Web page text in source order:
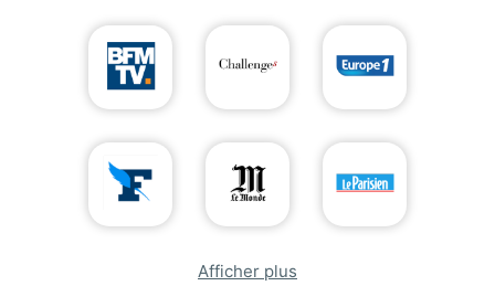
Afficher plus